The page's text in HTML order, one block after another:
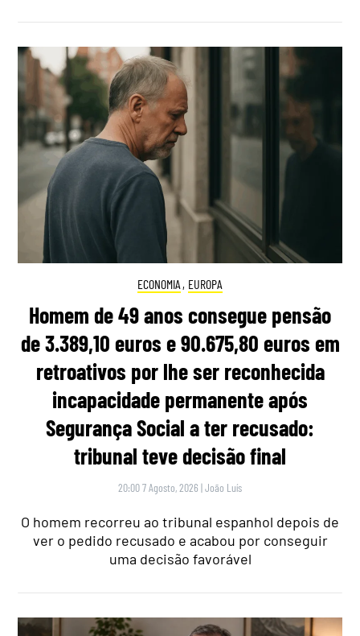
ECONOMIA , EUROPA
Homem de 49 anos consegue pensão
de 3.389,10 euros e 90.675,80 euros em
retroativos por lhe ser reconhecida
incapacidade permanente após
Segurança Social a ter recusado:
tribunal teve decisão final
20:00 7 Agosto, 2026 |João Luís
O homem recorreu ao tribunal espanhol depois de
ver o pedido recusado e acabou por conseguir
uma decisão favorável